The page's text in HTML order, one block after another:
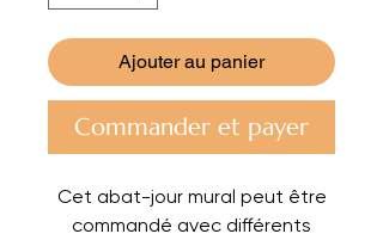
Ajouter au panier
Commander et payer
Cet abat-jour mural peut être
commandé avec différents